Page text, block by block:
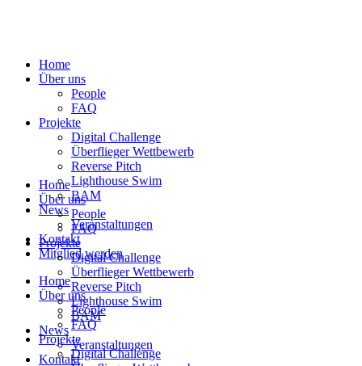
Home
Über uns
People
FAQ
Projekte
Digital Challenge
Überflieger Wettbewerb
Reverse Pitch
Lighthouse Swim
BAM
News
Veranstaltungen
Kontakt
Mitglied werden
Home
Über uns
People
FAQ
Projekte
Digital Challenge
Home
Über uns
People
FAQ
Projekte
Digital Challenge
Überflieger Wettbewerb
Reverse Pitch
Lighthouse Swim
BAM
News
Veranstaltungen
Kontakt